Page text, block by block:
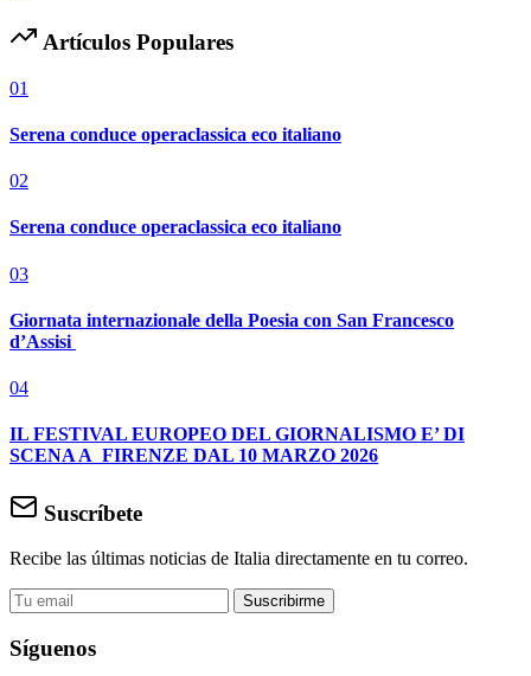
Artículos Populares
01
Serena conduce operaclassica eco italiano
02
Serena conduce operaclassica eco italiano
03
Giornata internazionale della Poesia con San Francesco
d’Assisi
04
IL FESTIVAL EUROPEO DEL GIORNALISMO E’ DI
SCENA A FIRENZE DAL 10 MARZO 2026
Suscríbete
Recibe las últimas noticias de Italia directamente en tu correo.
Suscribirme
Síguenos